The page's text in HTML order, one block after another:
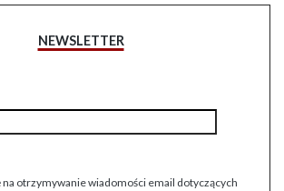
NEWSLETTER
na otrzymywanie wiadomości email dotyczących